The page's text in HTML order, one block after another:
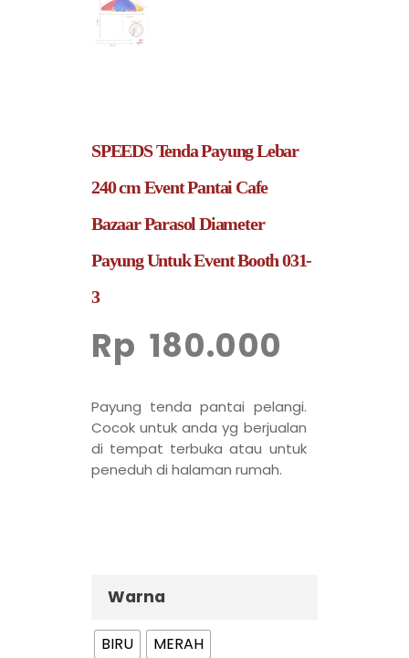
SPEEDS Tenda Payung Lebar
240 cm Event Pantai Cafe
Bazaar Parasol Diameter
Payung Untuk Event Booth 031-
3
Rp 180.000
Payung tenda pantai pelangi.
Cocok untuk anda yg berjualan
di tempat terbuka atau untuk
peneduh di halaman rumah.
Warna
BIRU MERAH